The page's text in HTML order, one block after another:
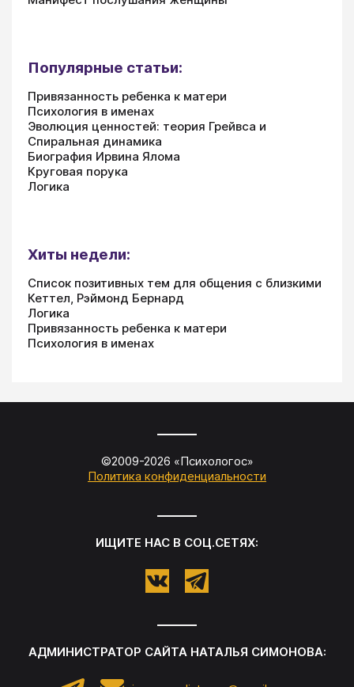
Популярные статьи:
Привязанность ребенка к матери
Психология в именах
Эволюция ценностей: теория Грейвса и
Спиральная динамика
Биография Ирвина Ялома
Круговая порука
Логика
Хиты недели:
Список позитивных тем для общения с близкими
Кеттел, Рэймонд Бернард
Логика
Привязанность ребенка к матери
Психология в именах
©2009-2026 «Психологос»
Политика конфиденциальности
ИЩИТЕ НАС В СОЦ.СЕТЯХ:
АДМИНИСТРАТОР САЙТА НАТАЛЬЯ СИМОНОВА: